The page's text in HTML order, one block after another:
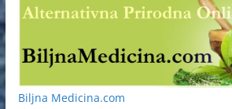
Biljna Medicina.com